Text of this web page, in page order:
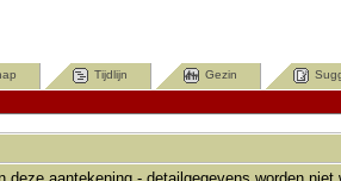
Tijdlijn Gezin